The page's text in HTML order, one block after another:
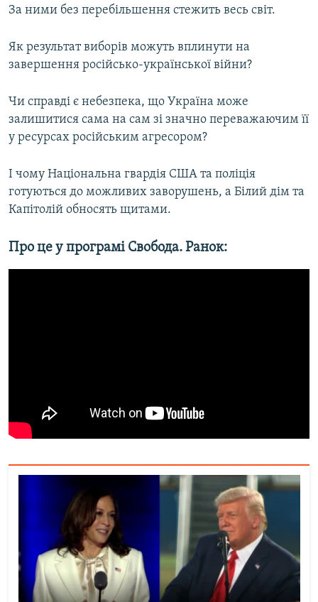
ДОЛУЧАЙСЯ!
Усі сайти RFE/RL
За ними без перебільшення стежить весь світ.
Як результат виборів можуть вплинути на
завершення російсько-української війни?
Чи справді є небезпека, що Україна може
залишитися сама на сам зі значно переважаючим її
у ресурсах російським агресором?
І чому Національна гвардія США та поліція
готуються до можливих заворушень, а Білий дім та
Капітолій обносять щитами.
Про це у програмі Свобода. Ранок: